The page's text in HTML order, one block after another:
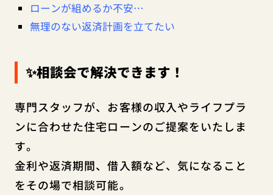
ローンが組めるか不安…
無理のない返済計画を立てたい
✨相談会で解決できます！
専門スタッフが、お客様の収入やライフプラ
ンに合わせた住宅ローンのご提案をいたしま
す。
金利や返済期間、借入額など、気になること
をその場で相談可能。